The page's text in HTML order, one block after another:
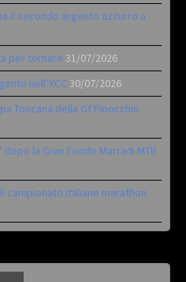
il secondo argento azzurro a
per tornare 31/07/2026
nell’XCC 30/07/2026
Toscana della Gf Pinocchio
la Gran Fondo Marradi MTB
campionato italiano marathon